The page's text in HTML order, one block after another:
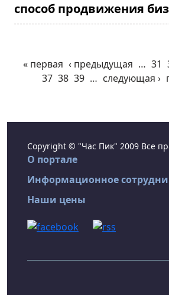
способ продвижения
« первая ‹ предыдущая … 31
37 38 39 … следующая ›
Copyright © "Час Пик" 2009 Все
О портале
Информационное
Наши цены